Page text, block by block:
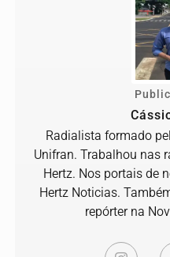
Radialista formado
Unifran. Trabalhou nas
Hertz. Nos portais de
Hertz Noticias.
repórter na